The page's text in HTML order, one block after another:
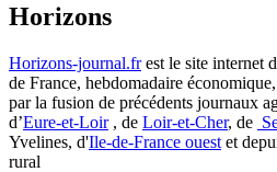
Horizons
Horizons-journal.frest le site internet
de France, hebdomadaire
par la fusion de précédents journaux
d’Eure-et-Loir, de Loir-et-Cher, de
Yvelines, d'Ile-de-France ouest et
rural